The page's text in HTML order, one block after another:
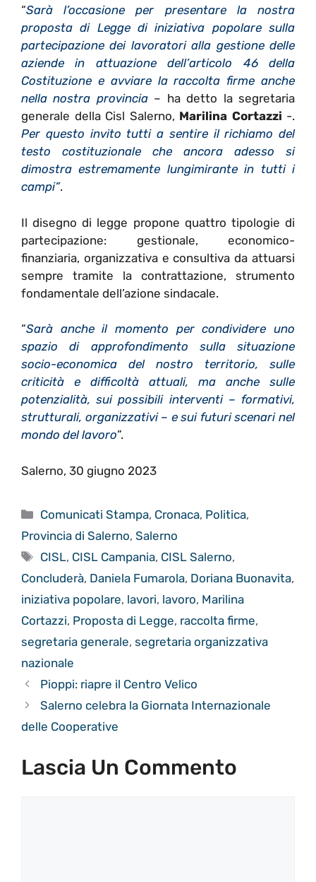
“Sarà l’occasione per presentare la nostra
proposta di Legge di iniziativa popolare sulla
partecipazione dei lavoratori alla gestione delle
aziende in attuazione dell’articolo 46 della
Costituzione e avviare la raccolta firme anche
nella nostra provincia– ha detto la segretaria
generale della Cisl Salerno, Marilina Cortazzi -.
Per questo invito tutti a sentire il richiamo del
testo costituzionale che ancora adesso si
dimostra estremamente lungimirante in tutti i
campi”.
Il disegno di legge propone quattro tipologie di
partecipazione: gestionale, economico-
finanziaria, organizzativa e consultiva da attuarsi
sempre tramite la contrattazione, strumento
fondamentale dell’azione sindacale.
“Sarà anche il momento per condividere uno
spazio di approfondimento sulla situazione
socio-economica del nostro territorio, sulle
criticità e difficoltà attuali, ma anche sulle
potenzialità, sui possibili interventi – formativi,
strutturali, organizzativi – e sui futuri scenari nel
mondo del lavoro”.
Salerno, 30 giugno 2023
Categorie
Comunicati Stampa, Cronaca, Politica,
Provincia di Salerno, Salerno
Tag
CISL, CISL Campania, CISL Salerno,
Concluderà, Daniela Fumarola, Doriana Buonavita,
iniziativa popolare, lavori, lavoro, Marilina
Cortazzi, Proposta di Legge, raccolta firme,
segretaria generale, segretaria organizzativa
nazionale
Pioppi: riapre il Centro Velico
Salerno celebra la Giornata Internazionale
delle Cooperative
Lascia Un Commento